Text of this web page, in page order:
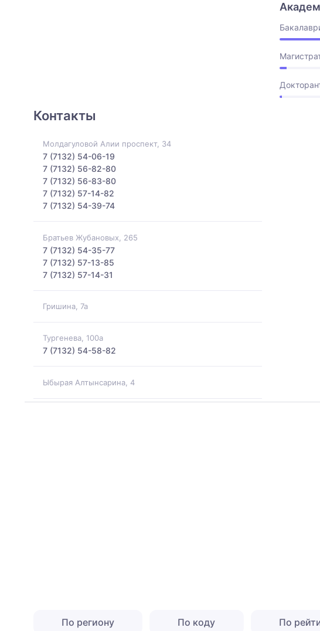
Контакты
Молдагуловой Алии проспект, 34
7 (7132) 54-06-19
7 (7132) 56-82-80
7 (7132) 56-83-80
7 (7132) 57-14-82
7 (7132) 54-39-74
Братьев Жубановых, 265
7 (7132) 54-35-77
7 (7132) 57-13-85
7 (7132) 57-14-31
Гришина, 7а
Тургенева, 100а
7 (7132) 54-58-82
Ыбырая Алтынсарина, 4
По региону По коду По